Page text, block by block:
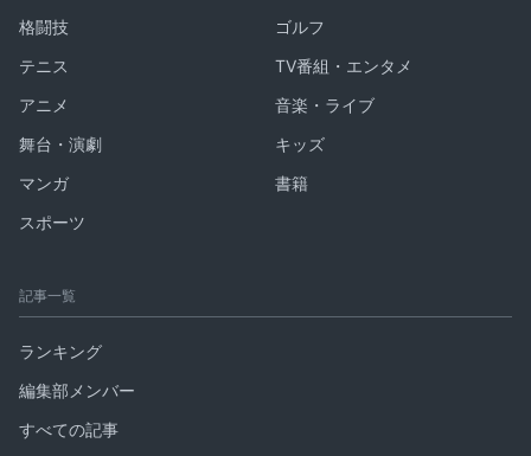
格闘技
ゴルフ
テニス
TV番組・エンタメ
アニメ
音楽・ライブ
舞台・演劇
キッズ
マンガ
書籍
スポーツ
記事一覧
ランキング
編集部メンバー
すべての記事